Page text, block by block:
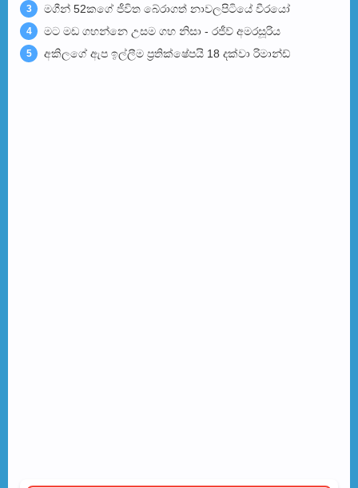
3 මගීන් 52කගේ ජීවිත බේරා­ගත් නාව­ල­පි­ටියේ වීරයෝ
4 මට මඩ ගහන්නෙ උසම ගහ නිසා - රජීව් අමරසූරිය
5 අකිලගේ ඇප ඉල්ලීම ප්‍රතික්ෂේපයි 18 දක්වා රිමාන්ඩ්